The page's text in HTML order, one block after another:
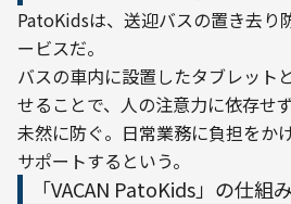
PatoKidsは、送迎バスの置き去り
ービスだ。
バスの車内に設置したタブレット
せることで、人の注意力に依存せ
未然に防ぐ。日常業務に負担をか
サポートするという。
「VACAN PatoKids」の仕組み